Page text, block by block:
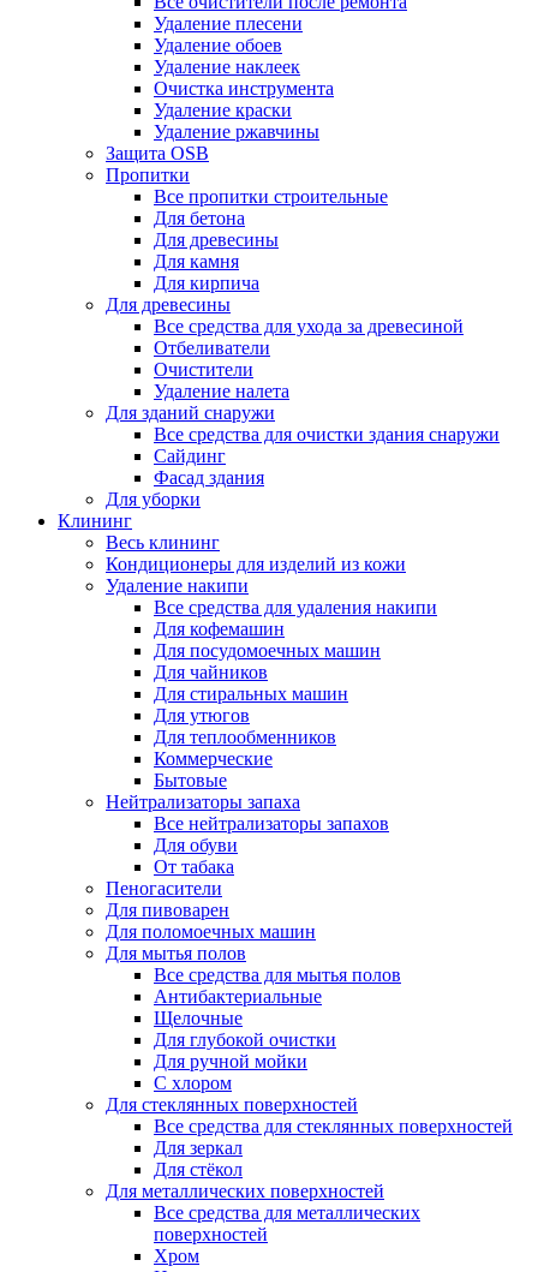
Удаление плесени
Удаление обоев
Удаление наклеек
Очистка инструмента
Удаление краски
Удаление ржавчины
Защита OSB
Пропитки
Все пропитки строительные
Для бетона
Для древесины
Для камня
Для кирпича
Для древесины
Все средства для ухода за древесиной
Отбеливатели
Очистители
Удаление налета
Для зданий снаружи
Все средства для очистки здания снаружи
Сайдинг
Фасад здания
Для уборки
Клининг
Весь клининг
Кондиционеры для изделий из кожи
Удаление накипи
Все средства для удаления накипи
Для кофемашин
Для посудомоечных машин
Для чайников
Для стиральных машин
Для утюгов
Для теплообменников
Коммерческие
Бытовые
Нейтрализаторы запаха
Все нейтрализаторы запахов
Для обуви
От табака
Пеногасители
Для пивоварен
Для поломоечных машин
Для мытья полов
Все средства для мытья полов
Антибактериальные
Щелочные
Для глубокой очистки
Для ручной мойки
С хлором
Для стеклянных поверхностей
Все средства для стеклянных поверхностей
Для зеркал
Для стёкол
Для металлических поверхностей
Все средства для металлических
поверхностей
Хром